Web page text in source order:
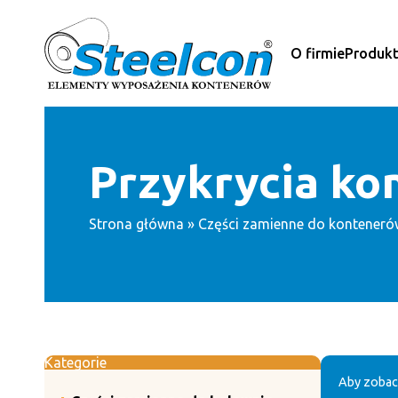
O firmie
Przykrycia
Strona główna » Części zamienne do
Kategorie
Aby